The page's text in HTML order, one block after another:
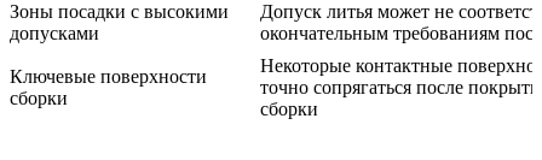
Зоны посадки с высокими
допусками
Допуск литья может не
окончательным требованиям
Ключевые поверхности
сборки
Некоторые контактные
точно сопрягаться после
сборки